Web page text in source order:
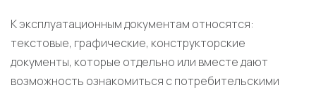
К эксплуатационным документам относятся:
текстовые, графические, конструкторские
документы, которые отдельно или вместе дают
возможность ознакомиться с потребительскими